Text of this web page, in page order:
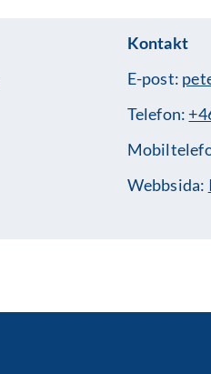
Kontakt
E-post:
Telefon:
Webbsida: